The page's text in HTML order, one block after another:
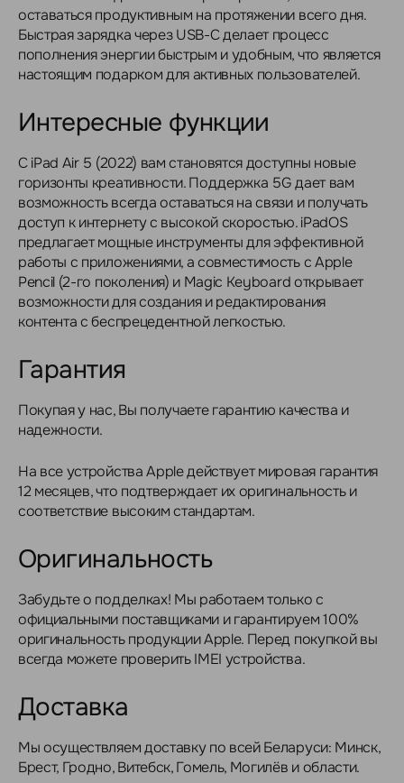
оставаться продуктивным на протяжении всего дня.
Быстрая зарядка через USB-C делает процесс
пополнения энергии быстрым и удобным, что является
настоящим подарком для активных пользователей.
Интересные функции
С iPad Air 5 (2022) вам становятся доступны новые
горизонты креативности. Поддержка 5G дает вам
возможность всегда оставаться на связи и получать
доступ к интернету с высокой скоростью. iPadOS
предлагает мощные инструменты для эффективной
работы с приложениями, а совместимость с Apple
Pencil (2-го поколения) и Magic Keyboard открывает
возможности для создания и редактирования
контента с беспрецедентной легкостью.
Гарантия
Покупая у нас, Вы получаете гарантию качества и
надежности.
На все устройства Apple действует мировая гарантия
12 месяцев, что подтверждает их оригинальность и
соответствие высоким стандартам.
Оригинальность
Забудьте о подделках! Мы работаем только с
официальными поставщиками и гарантируем 100%
оригинальность продукции Apple. Перед покупкой вы
всегда можете проверить IMEI устройства.
Доставка
Мы осуществляем доставку по всей Беларуси: Минск,
Брест, Гродно, Витебск, Гомель, Могилёв и области.